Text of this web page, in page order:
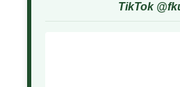
TikTok